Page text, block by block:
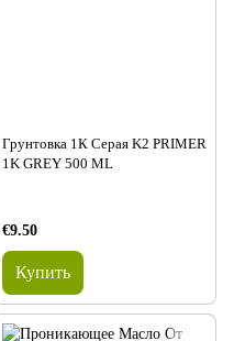
Грунтовка 1К Серая K2 PRIMER
1K GREY 500 ML
€9.50
Купить